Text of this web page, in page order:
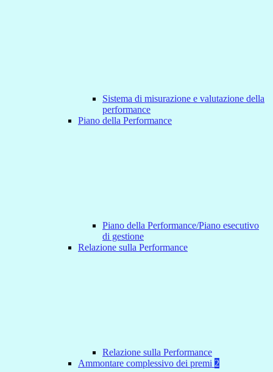
Sistema di misurazione e valutazione della
performance
Piano della Performance
Piano della Performance/Piano esecutivo
di gestione
Relazione sulla Performance
Relazione sulla Performance
Ammontare complessivo dei premi 2